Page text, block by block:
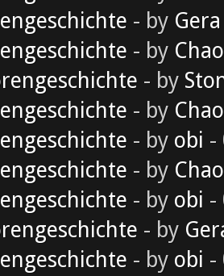
- by Gera
- by
- by
- by
- by obi -
- by
- by obi -
- by
- by obi -